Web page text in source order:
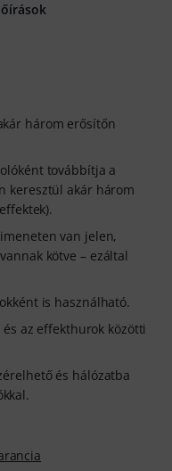
három erősítőn
továbbítja a
keresztül akár három
van jelen,
kötve – ezáltal
is használható.
az effekthurok közötti
és hálózatba